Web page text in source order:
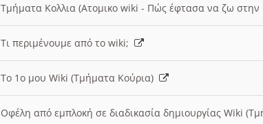
Τμήματα Κολλια (Ατομικο wiki - Πώς έφτασα να ζω
Τι περιμένουμε από το wiki;
Το 1ο μου Wiki (Τμήματα Κούρια)
Οφέλη από εμπλοκή σε διαδικασία δημιουργίας Wiki